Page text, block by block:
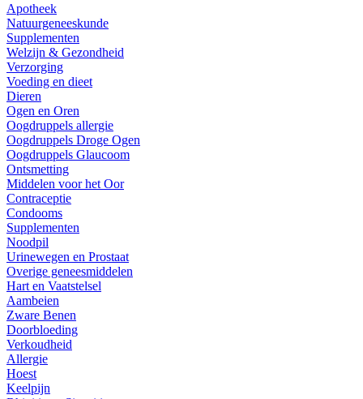
Apotheek
Natuurgeneeskunde
Supplementen
Welzijn & Gezondheid
Verzorging
Voeding en dieet
Dieren
Ogen en Oren
Oogdruppels allergie
Oogdruppels Droge Ogen
Oogdruppels Glaucoom
Ontsmetting
Middelen voor het Oor
Contraceptie
Condooms
Supplementen
Noodpil
Urinewegen en Prostaat
Overige geneesmiddelen
Hart en Vaatstelsel
Aambeien
Zware Benen
Doorbloeding
Verkoudheid
Allergie
Hoest
Keelpijn